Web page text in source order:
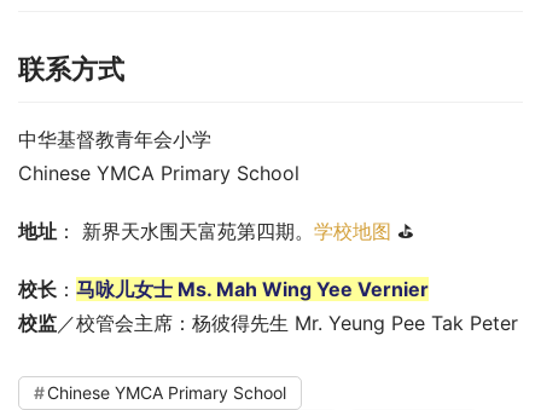
联系方式
中华基督教青年会小学
Chinese YMCA Primary School
地址 ： 新界天水围天富苑第四期。 学校地图 ⛳
校长 ： 马咏儿女士 Ms. Mah Wing Yee Vernier
校监 ／校管会主席：杨彼得先生 Mr. Yeung Pee Tak Peter
Chinese YMCA Primary School